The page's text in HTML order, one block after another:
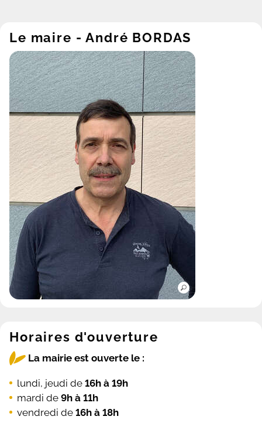
Le maire - André BORDAS
Horaires d'ouverture
La mairie est ouverte le :
lundi, jeudi de 16h à 19h
mardi de 9h à 11h
vendredi de 16h à 18h